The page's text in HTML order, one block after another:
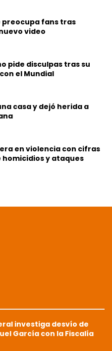
preocupa fans tras
video
pide disculpas tras su
el Mundial
casa y dejó herida a
en violencia con cifras
y ataques
investiga desvío de
García con la Fiscalía